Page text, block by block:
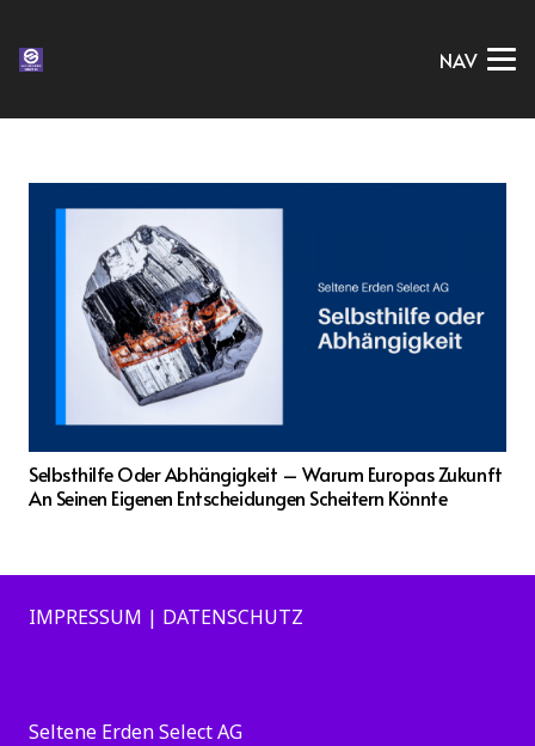
NAV
Selbsthilfe Oder Abhängigkeit – Warum Europas Zukunft
An Seinen Eigenen Entscheidungen Scheitern Könnte
IMPRESSUM | DATENSCHUTZ
Seltene Erden Select AG